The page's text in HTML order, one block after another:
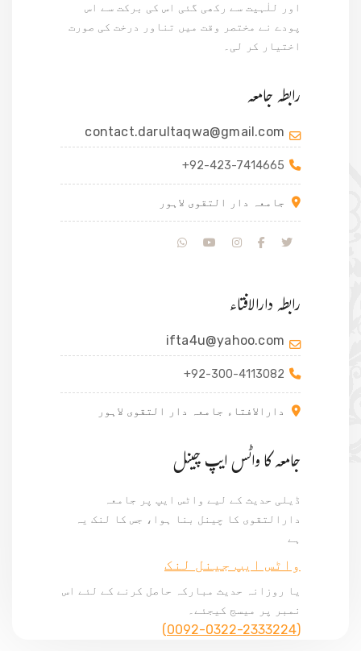
اور للٰہیت سے رکھی گئی اس کی برکت سے اس
پودے نے مختصر وقت میں تناور درخت کی صورت
اختیار کر لی۔
رابطہ جامعہ
contact.darultaqwa@gmail.com
+92-423-7414665
جامعہ دار التقوی لاہور
رابطہ دارالافتاء
ifta4u@yahoo.com
+92-300-4113082
دارالافتاء جامعہ دار التقوی لاہور
جامعہ کا واٹس ایپ چینل
ڈیلی حدیث کے لیے واٹس ایپ پر جامعہ
دارالتقوی کا چینل بنا ہوا، جس کا لنک یہ
ہے
واٹس ایپ جینل لنک
یا روزانہ حدیث مبارکہ حاصل کرنے کے لئے اس
نمبر پر میسج کیجئے۔
(0092-0322-2333224)